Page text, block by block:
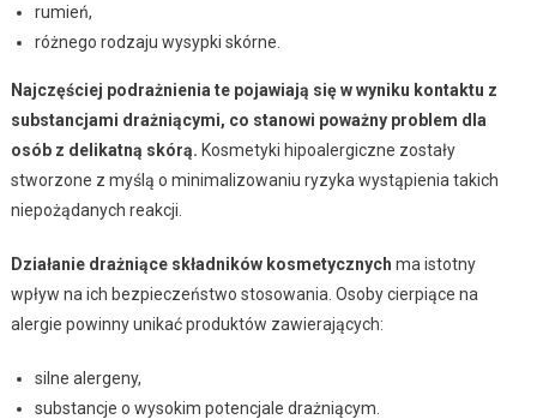
rumień,
różnego rodzaju wysypki skórne.
Najczęściej podrażnienia te pojawiają się w wyniku kontaktu z
substancjami drażniącymi, co stanowi poważny problem dla
osób z delikatną skórą. Kosmetyki hipoalergiczne zostały
stworzone z myślą o minimalizowaniu ryzyka wystąpienia takich
niepożądanych reakcji.
Działanie drażniące składników kosmetycznych ma istotny
wpływ na ich bezpieczeństwo stosowania. Osoby cierpiące na
alergie powinny unikać produktów zawierających:
silne alergeny,
substancje o wysokim potencjale drażniącym.